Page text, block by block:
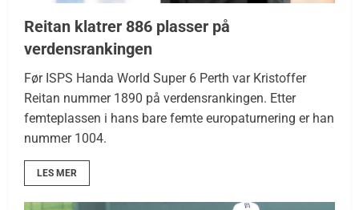
Reitan klatrer 886 plasser på
verdensrankingen
Før ISPS Handa World Super 6 Perth var Kristoffer
Reitan nummer 1890 på verdensrankingen. Etter
femteplassen i hans bare femte europaturnering er han
nummer 1004.
LES MER